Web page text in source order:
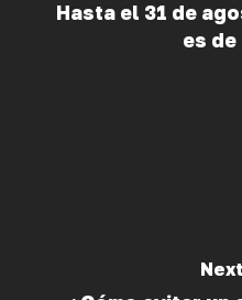
Hasta el 31 de
es de